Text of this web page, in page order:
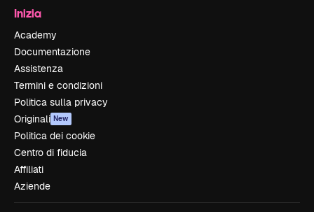
Inizia
Academy
Documentazione
Assistenza
Termini e condizioni
Politica sulla privacy
Originali New
Politica dei cookie
Centro di fiducia
Affiliati
Aziende